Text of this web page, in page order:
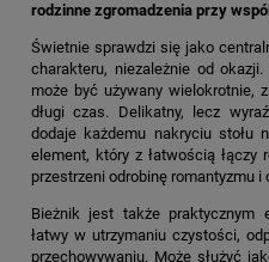
rodzinne zgromadzenia przy
Świetnie sprawdzi się jako
charakteru, niezależnie od
może być używany wielokrotnie,
długi czas. Delikatny, lecz
dodaje każdemu nakryciu stołu
element, który z łatwością łączy
przestrzeni odrobinę romantyzmu i
Bieżnik jest także praktycznym
łatwy w utrzymaniu czystości,
przechowywaniu. Może służyć